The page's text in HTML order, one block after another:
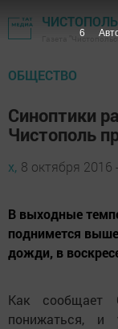
Газета
ОБЩЕСТВО
Синоптики
Чистополь
х, 8 октября 2016
В выходные
поднимется выше
дожди, в
Как сообщает
понижаться, и
5